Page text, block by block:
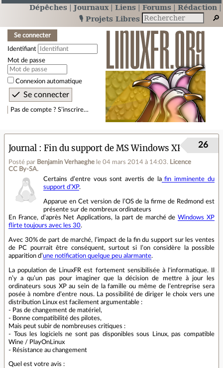
Dépêches Journaux Liens Forums
Rédaction
🎙️ Projets Libres
Se connecter
Identifiant
Mot de passe
Connexion automatique
Pas de compte ? S’inscrire…
Journal Fin du support de MS Windows XP
Posté par Benjamin Verhaeghe le 04 mars 2014 à 14:03. Licence
CC By‑SA.
26
Certains d’entre vous sont avertis de lafin imminente du
support d’XP.
Apparue en Cet version de l’OS de la firme de Redmond est
présente sur de nombreux ordinateurs
En France, d’après Net Applications, la part de marché deWindows XP
flirte toujours avec les 30.
Avec 30% de part de marché, l’impact de la fin du support sur les ventes
de PC pourrait être conséquent, surtout si l’on considère la possible
apparition d’une notification quelque peu alarmante.
La population de LinuxFR est fortement sensibilisée à l'informatique. Il
n’y a qu’un pas pour imaginer que la décision de mettre à jour les
ordinateurs sous XP au sein de la famille ou même de l’entreprise sera
posée à nombre d’entre nous. La possibilité de diriger le choix vers une
distribution Linux est facilement argumentable :
- Pas de changement de matériel,
- Bonne compatibilité des pilotes,
Mais peut subir de nombreuses critiques :
- Tous les logiciels ne sont pas disponibles sous Linux, pas compatible
Wine / PlayOnLinux
- Résistance au changement
Quel est votre avis :